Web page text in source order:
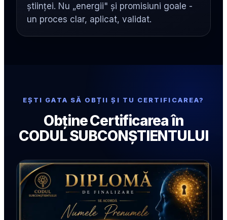
științei. Nu „energii" și promisiuni goale -
un proces clar, aplicat, validat.
EȘTI GATA SĂ OBȚII ȘI TU CERTIFICAREA?
Obține Certificarea în
CODUL SUBCONȘTIENTULUI